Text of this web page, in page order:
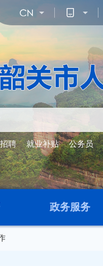
招聘 就业补贴 公务员
政务服务